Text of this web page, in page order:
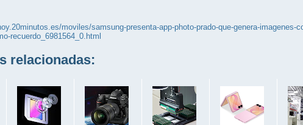
moviles/samsung-presenta-app-photo-prado-que-genera-imagenes-
recuerdo_6981564_0.html
relacionadas: